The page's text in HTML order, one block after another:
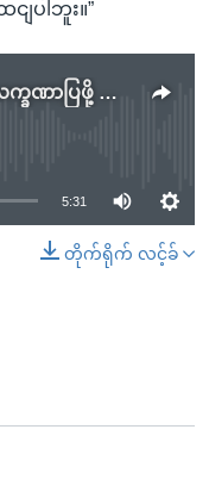
ျပါဘူး။”
ကိုရိုနာဗိုင်းရပ်စ် ကူးစက်ပြီး ရောဂါလက္ခဏာပြဖို့ ဘယ်လောက်ကြာသလဲ
available
5:31
တိုက်ရိုက် လင့်ခ်